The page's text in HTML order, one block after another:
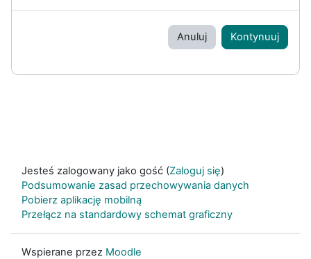
Anuluj Kontynuuj
Jesteś zalogowany jako gość (Zaloguj się)
Podsumowanie zasad przechowywania danych
Pobierz aplikację mobilną
Przełącz na standardowy schemat graficzny
Wspierane przez Moodle